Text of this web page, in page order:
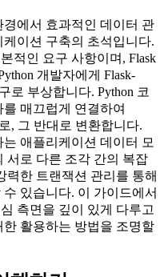
에서 효과적인 데이터 관
이션 구축의 초석입니다.
적인 요구 사항이며, Flask
개발자에게 Flask-
로 부상합니다. Python 코
매끄럽게 연결하여
, 그 반대로 변환합니다.
애플리케이션 데이터 모
서로 다른 조각 간의 복잡
력한 트랜잭션 관리를 통해
있습니다. 이 가이드에서
측면을 깊이 있게 다루고
활용하는 방법을 조명할